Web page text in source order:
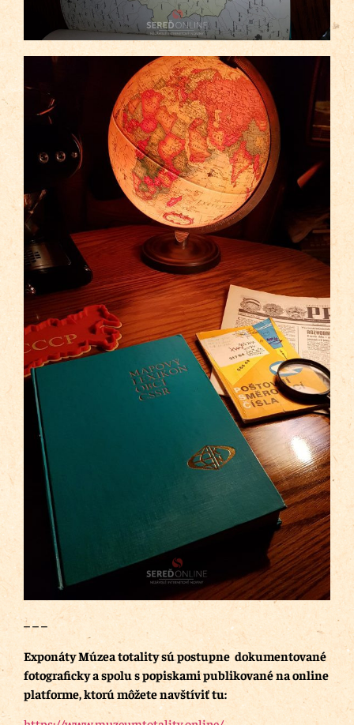
– – –
Exponáty Múzea totality sú postupne dokumentované
fotograficky a spolu s popiskami publikované na online
platforme, ktorú môžete navštíviť tu: